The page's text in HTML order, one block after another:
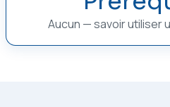
Aucun — savoir utiliser